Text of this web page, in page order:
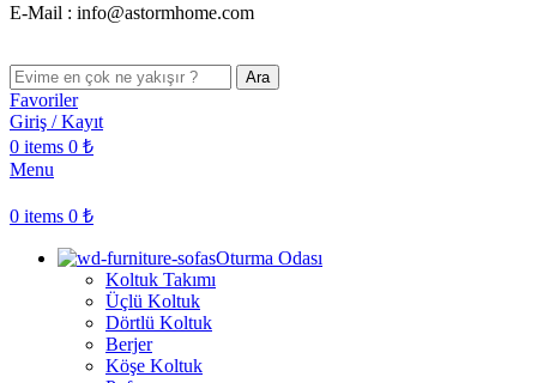
E-Mail : info@astormhome.com
Ara
Favoriler
Giriş / Kayıt
0 items 0 ₺
Menu
0 items 0 ₺
Oturma Odası
Koltuk Takımı
Üçlü Koltuk
Dörtlü Koltuk
Berjer
Köşe Koltuk